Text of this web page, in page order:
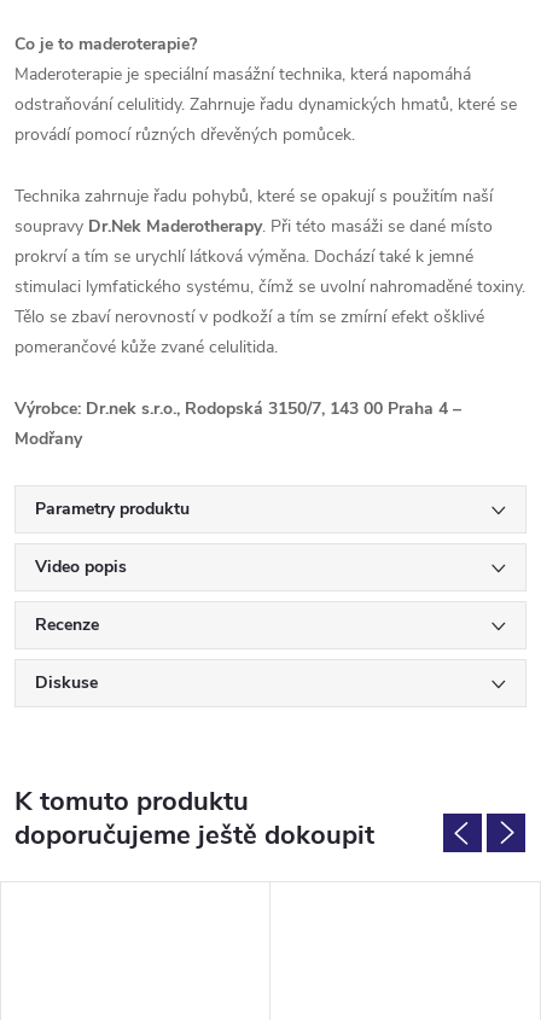
Co je to maderoterapie?
Maderoterapie je speciální masážní technika, která napomáhá
odstraňování celulitidy. Zahrnuje řadu dynamických hmatů, které se
provádí pomocí různých dřevěných pomůcek.
Technika zahrnuje řadu pohybů, které se opakují s použitím naší
soupravy Dr.Nek Maderotherapy. Při této masáži se dané místo
prokrví a tím se urychlí látková výměna. Dochází také k jemné
stimulaci lymfatického systému, čímž se uvolní nahromaděné toxiny.
Tělo se zbaví nerovností v podkoží a tím se zmírní efekt ošklivé
pomerančové kůže zvané celulitida.
Výrobce: Dr.nek s.r.o., Rodopská 3150/7, 143 00 Praha 4 –
Modřany
Parametry produktu
Video popis
Recenze
Diskuse
K tomuto produktu
doporučujeme ještě dokoupit